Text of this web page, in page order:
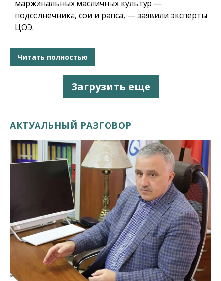
маржинальных масличных культур —
подсолнечника, сои и рапса, — заявили эксперты
ЦОЭ.
Читать полностью
Загрузить еще
АКТУАЛЬНЫЙ РАЗГОВОР